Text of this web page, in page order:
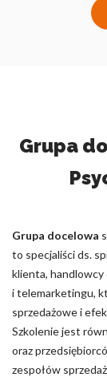
Grupa
Grupa docelowa
to specjaliści ds.
klienta, handlowcy
i telemarketingu,
sprzedażowe i
Szkolenie jest
oraz
zespołów